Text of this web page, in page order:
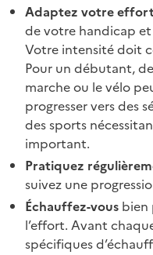
Adaptez votre
de votre handicap
Votre intensité doit
Pour un débutant,
marche ou le vélo
progresser vers des
des sports
important.
Pratiquez
suivez une
Échauffez-vous bien
l’effort. Avant
spécifiques